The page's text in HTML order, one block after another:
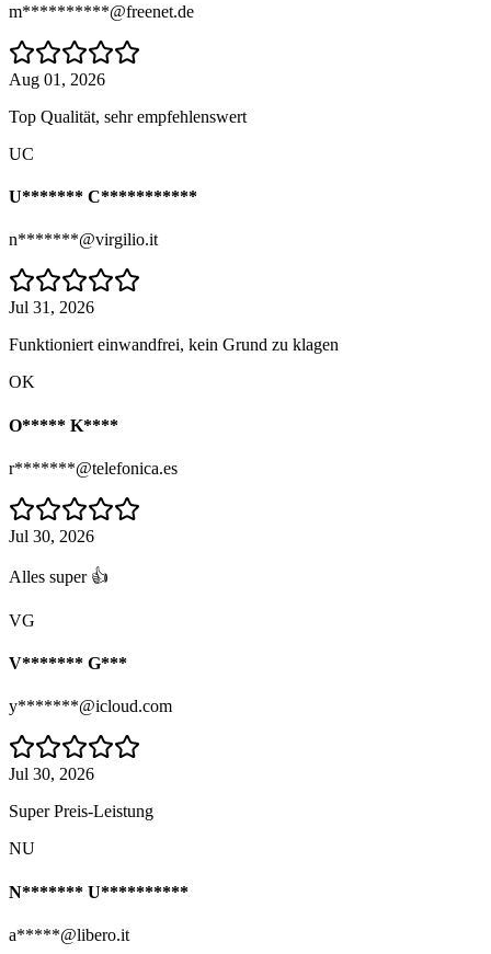
m**********@freenet.de
Aug 01, 2026
Top Qualität, sehr empfehlenswert
UC
U******* C***********
n*******@virgilio.it
Jul 31, 2026
Funktioniert einwandfrei, kein Grund zu klagen
OK
O***** K****
r*******@telefonica.es
Jul 30, 2026
Alles super 👍
VG
V******* G***
y*******@icloud.com
Jul 30, 2026
Super Preis-Leistung
NU
N******* U**********
a*****@libero.it